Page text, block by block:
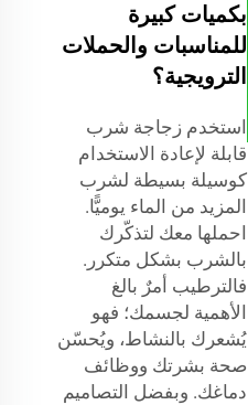
بكميات كبيرة
للمناسبات والحملات
الترويجية؟
استخدم زجاجة شرب
قابلة لإعادة الاستخدام
كوسيلة بسيطة لشرب
المزيد من الماء يوميًّا.
احملها معك لتذكّرك
بالشرب بشكل متكرر.
فالترطيب أمرٌ بالغ
الأهمية لجسمك؛ فهو
يُشعرك بالنشاط، ويُحسّن
صحة بشرتك ووظائف
دماغك. وبفضل التصاميم